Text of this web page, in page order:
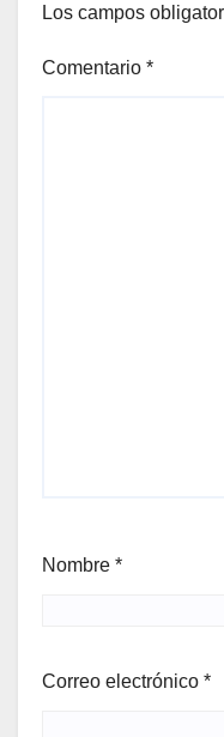
Los campos
Comentario *
Nombre *
Correo electrónico *